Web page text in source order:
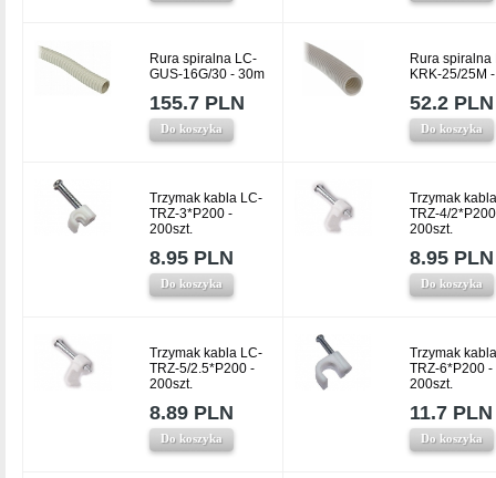
Rura spiralna LC-
GUS-16G/30 - 30m
155.7 PLN
Do koszyka
Rura spiralna
KRK-25/25M
52.2 PLN
Do koszyka
Trzymak kabla LC-
TRZ-3*P200 -
200szt.
8.95 PLN
Do koszyka
Trzymak
TRZ-4/
200szt.
8.95 PLN
Do koszyka
Trzymak kabla LC-
TRZ-5/2.5*P200 -
200szt.
8.89 PLN
Do koszyka
Trzymak
TRZ-6*P200 -
200szt.
11.7 PLN
Do koszyka